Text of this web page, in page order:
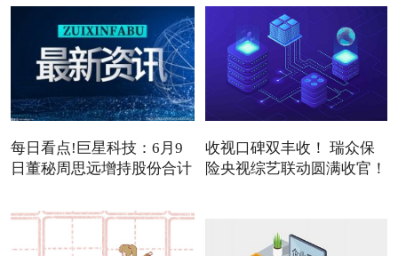
每日看点!巨星科技：6月9
日董秘周思远增持股份合计
收视口碑双丰收！ 瑞众保
险央视综艺联动圆满收官！